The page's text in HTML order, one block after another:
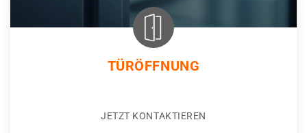
TÜRÖFFNUNG
JETZT KONTAKTIEREN